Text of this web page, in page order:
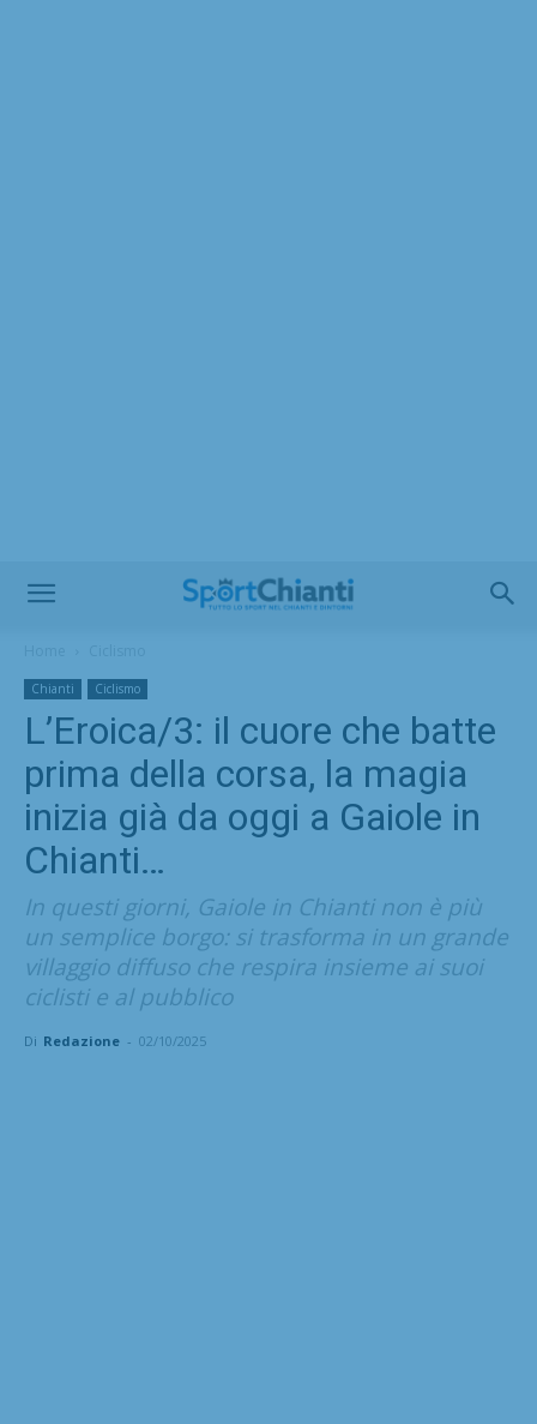
Chianti Ciclismo
L’Eroica/3: il cuore che batte
prima della corsa, la magia
inizia già da oggi a Gaiole in
Chianti…
In questi giorni, Gaiole in Chianti non è più
un semplice borgo: si trasforma in un grande
villaggio diffuso che respira insieme ai suoi
ciclisti e al pubblico
Di Redazione - 02/10/2025